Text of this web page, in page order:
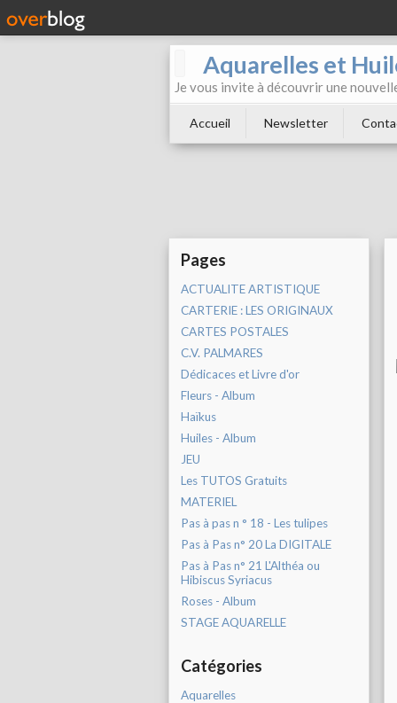
Aquarelles et
Je vous invite à découvrir une
Accueil Newsletter
Pages
ACTUALITE ARTISTIQUE
CARTERIE : LES ORIGINAUX
CARTES POSTALES
C.V. PALMARES
Dédicaces et Livre d'or
Fleurs - Album
Haïkus
Huiles - Album
JEU
Les TUTOS Gratuits
MATERIEL
Pas à pas n ° 18 - Les tulipes
Pas à Pas n° 20 La DIGITALE
Pas à Pas n° 21 L'Althéa ou
Hibiscus Syriacus
Roses - Album
STAGE AQUARELLE
Catégories
Aquarelles